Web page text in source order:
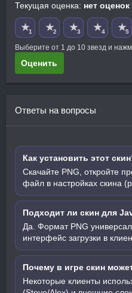
Текущая оценка: нет оценок
★1 ★2 ★3 ★4 ★5
Выберите от 1 до 10 звезд и
Оценить
Ответы на вопросы
Как установить этот
Скачайте PNG, откройте
файл в настройках скина
Подходит ли скин для
Да. Формат PNG
интерфейс загрузки в
Почему в игре скин
Некоторые клиенты